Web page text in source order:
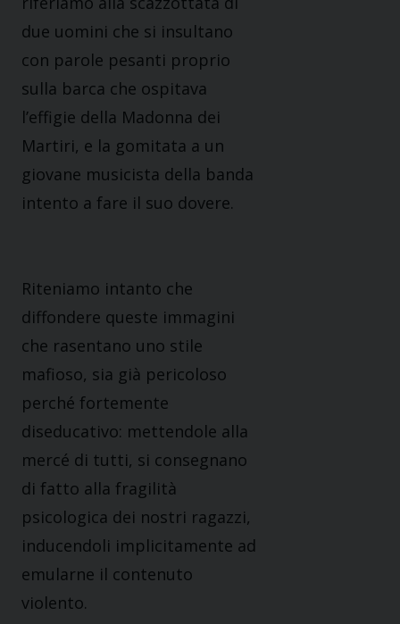
due uomini che si insultano
con parole pesanti proprio
sulla barca che ospitava
l’effigie della Madonna dei
Martiri, e la gomitata a un
giovane musicista della banda
intento a fare il suo dovere.
Riteniamo intanto che
diffondere queste immagini
che rasentano uno stile
mafioso, sia già pericoloso
perché fortemente
diseducativo: mettendole alla
mercé di tutti, si consegnano
di fatto alla fragilità
psicologica dei nostri ragazzi,
inducendoli implicitamente ad
emularne il contenuto
violento.